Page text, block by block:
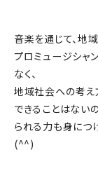
音楽を通じて、地
プロミュージシャ
なく、
地域社会への考え
できることはない
られる力も身につ
(^^)